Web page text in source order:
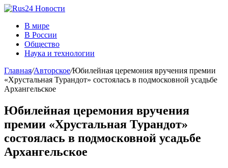
В мире
В России
Общество
Наука и технологии
Главная/Авторское/Юбилейная церемония вручения премии
«Хрустальная Турандот» состоялась в подмосковной усадьбе
Архангельское
Юбилейная церемония вручения
премии «Хрустальная Турандот»
состоялась в подмосковной усадьбе
Архангельское